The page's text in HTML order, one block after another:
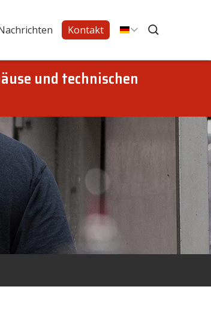
Kontakt
und technischen